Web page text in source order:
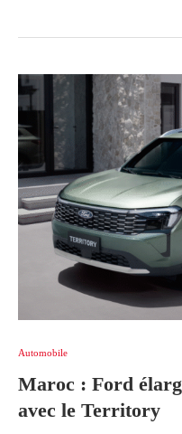
Automobile
Maroc : Ford
avec le Territory